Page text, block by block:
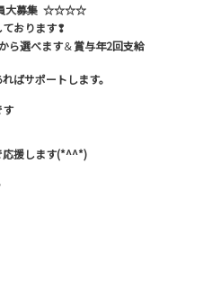
大募集 ☆☆☆☆
おります❢
ら選べます＆賞与年2回支給
ばサポートします。
す
応援します(*^^*)